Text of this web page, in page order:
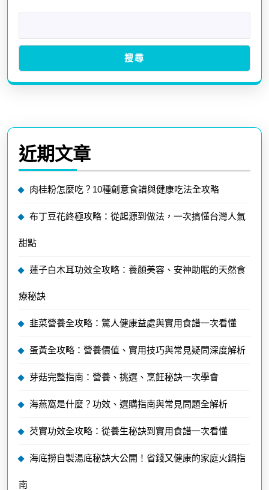
搜尋
近期文章
肉桂粉怎麼吃？10種創意食譜與健康吃法全攻略
布丁豆花終極攻略：從起源到做法，一次搞懂台灣人氣
甜點
蓮子白木耳功效全攻略：養顏美容、安神助眠的天然食
療秘訣
韭菜營養全攻略：驚人健康益處與實用食譜一次看懂
蛋黃全攻略：營養價值、實用技巧與常見疑問深度解析
芽菇完整指南：營養、挑選、烹飪秘訣一次學會
海燕窩是什麼？功效、選購指南與常見問題全解析
芡實功效全攻略：從養生秘訣到實用食譜一次看懂
海底撈自製湯底秘訣大公開！省錢又健康的家庭火鍋指
南